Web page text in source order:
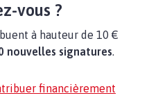
vous ?
à hauteur de 10 €
nouvelles signatures.
financièrement